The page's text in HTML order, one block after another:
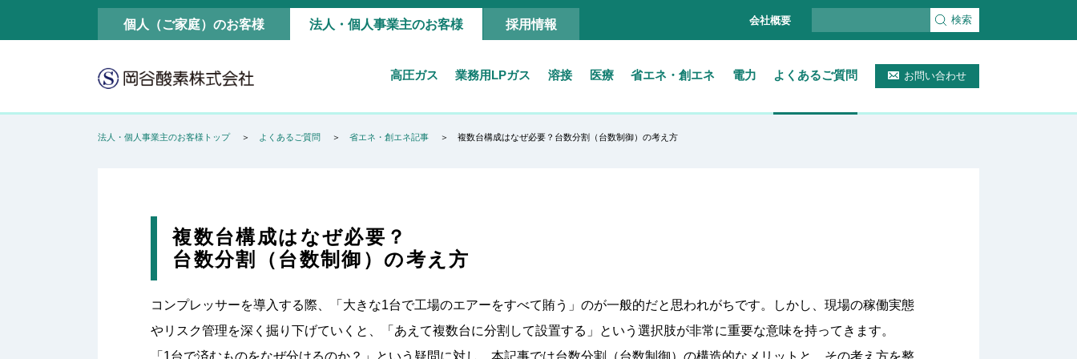
個人（ご家庭）のお客様 法人・個人事業主のお客様 採用情報 会社概要 検索
高圧ガス 業務用LPガス 溶接 医療 省エネ・創エネ 電力 よくあるご質問 お問い合わせ
法人・個人事業主のお客様トップ よくあるご質問 省エネ・創エネ記事 複数台構成はなぜ必要？台数分割（台数制御）の考え方
複数台構成はなぜ必要？
台数分割（台数制御）の考え方
コンプレッサーを導入する際、「大きな1台で工場のエアーをすべて賄う」のが一般的だと思われがちです。しかし、現場の稼働実態
やリスク管理を深く掘り下げていくと、「あえて複数台に分割して設置する」という選択肢が非常に重要な意味を持ってきます。
「1台で済むものをなぜ分けるのか？」という疑問に対し、本記事では台数分割（台数制御）の構造的なメリットと、その考え方を整